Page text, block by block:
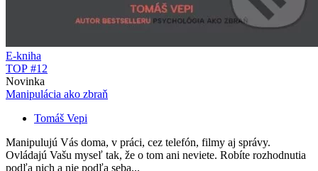
E-kniha
TOP #12
Novinka
Manipulácia ako zbraň
Tomáš Vepi
Manipulujú Vás doma, v práci, cez telefón, filmy aj správy.
Ovládajú Vašu myseľ tak, že o tom ani neviete. Robíte rozhodnutia
podľa nich a nie podľa seba...